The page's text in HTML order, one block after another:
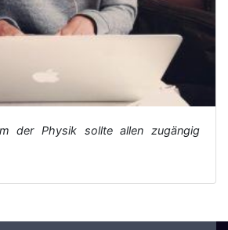
der Physik sollte allen zugängig